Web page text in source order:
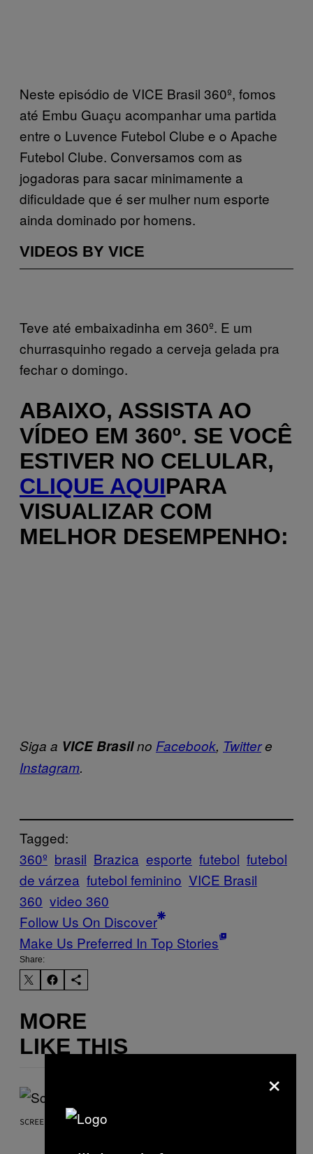
Neste episódio de VICE Brasil 360º, fomos
até Embu Guaçu acompanhar uma partida
entre o Luvence Futebol Clube e o Apache
Futebol Clube. Conversamos com as
jogadoras para sacar minimamente a
dificuldade que é ser mulher num esporte
ainda dominado por homens.
VIDEOS BY VICE
Teve até embaixadinha em 360º. E um
churrasquinho regado a cerveja gelada pra
fechar o domingo.
ABAIXO, ASSISTA AO
VÍDEO EM 360º. SE VOCÊ
ESTIVER NO CELULAR,
CLIQUE AQUIPARA
VISUALIZAR COM
MELHOR DESEMPENHO:
Siga a VICE Brasilno Facebook, Twittere
Instagram.
Tagged:
360º brasil Brazica esporte futebol futebol
de várzea futebol feminino VICE Brasil
360 video 360
Follow Us On Discover
Make Us Preferred In Top Stories
Share:
MORE
LIKE THIS
SCREENSHOT: NETEASE
×